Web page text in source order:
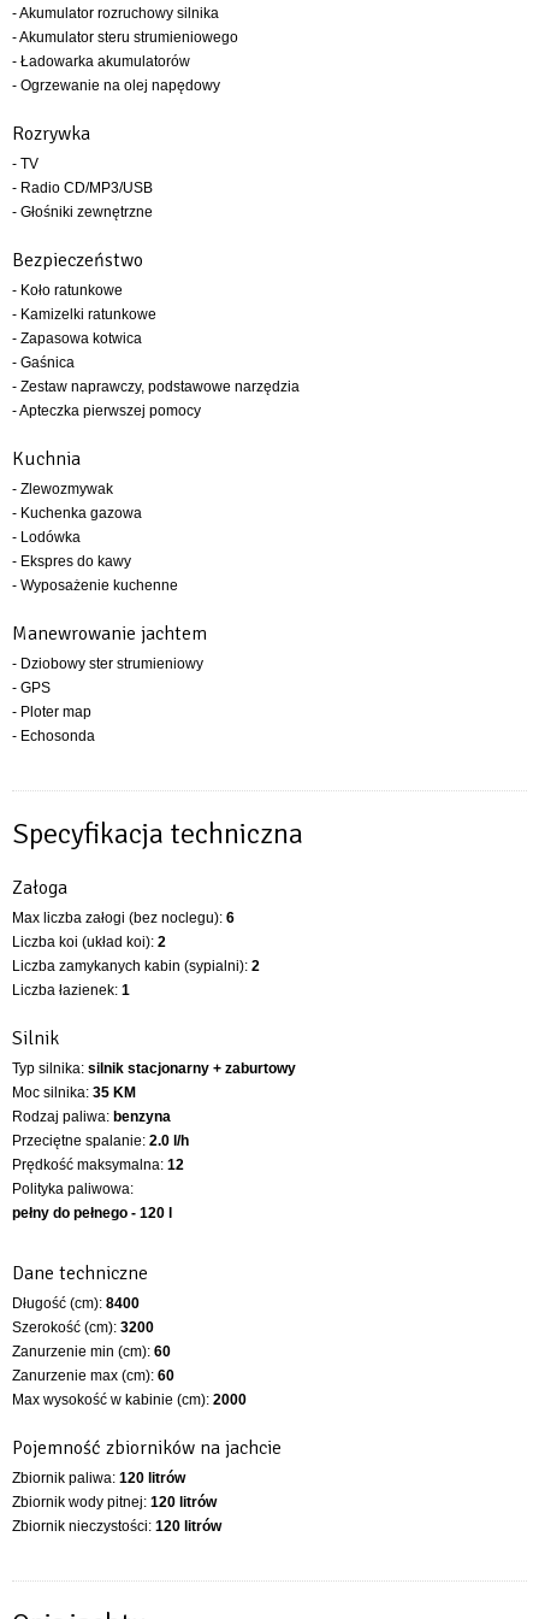
- Akumulator rozruchowy silnika
- Akumulator steru strumieniowego
- Ładowarka akumulatorów
- Ogrzewanie na olej napędowy
Rozrywka
- TV
- Radio CD/MP3/USB
- Głośniki zewnętrzne
Bezpieczeństwo
- Koło ratunkowe
- Kamizelki ratunkowe
- Zapasowa kotwica
- Gaśnica
- Zestaw naprawczy, podstawowe narzędzia
- Apteczka pierwszej pomocy
Kuchnia
- Zlewozmywak
- Kuchenka gazowa
- Lodówka
- Ekspres do kawy
- Wyposażenie kuchenne
Manewrowanie jachtem
- Dziobowy ster strumieniowy
- GPS
- Ploter map
- Echosonda
Specyfikacja techniczna
Załoga
Max liczba załogi (bez noclegu): 6
Liczba koi (układ koi): 2
Liczba zamykanych kabin (sypialni): 2
Liczba łazienek: 1
Silnik
Typ silnika: silnik stacjonarny + zaburtowy
Moc silnika: 35 KM
Rodzaj paliwa: benzyna
Przeciętne spalanie: 2.0 l/h
Prędkość maksymalna: 12
Polityka paliwowa:
pełny do pełnego - 120 l
Dane techniczne
Długość (cm): 8400
Szerokość (cm): 3200
Zanurzenie min (cm): 60
Zanurzenie max (cm): 60
Max wysokość w kabinie (cm): 2000
Pojemność zbiorników na jachcie
Zbiornik paliwa: 120 litrów
Zbiornik wody pitnej: 120 litrów
Zbiornik nieczystości: 120 litrów